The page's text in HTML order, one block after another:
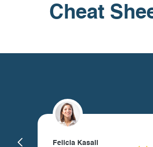
Cheat
Felicia Kasali